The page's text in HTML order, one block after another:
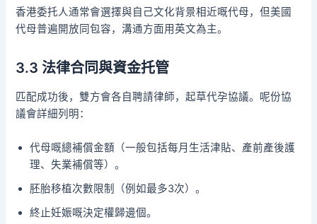
香港委托人通常會選擇與自己文化背景相近嘅代母，但美國
代母普遍開放同包容，溝通方面用英文為主。
3.3 法律合同與資金托管
匹配成功後，雙方會各自聘請律師，起草代孕協議。呢份協
議會詳細列明：
代母嘅總補償金額（一般包括每月生活津貼、產前產後護
理、失業補償等）。
胚胎移植次數限制（例如最多3次）。
終止妊娠嘅決定權歸邊個。